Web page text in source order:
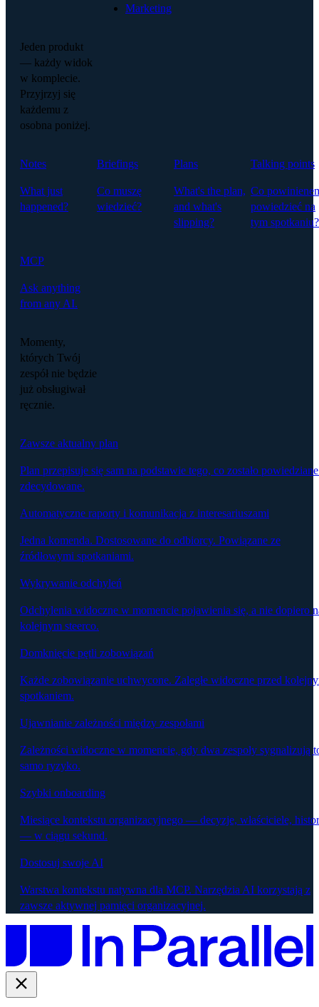
Marketing
Jeden produkt
— każdy widok
w komplecie.
Przyjrzyj się
każdemu z
osobna poniżej.
Notes
What just
happened?
Briefings
Co muszę
wiedzieć?
Plans
What's the plan,
and what's
slipping?
Talking points
Co
powiedzieć na
tym spotkaniu?
MCP
Ask anything
from any AI.
Momenty,
których Twój
zespół nie będzie
już obsługiwał
ręcznie.
Zawsze aktualny plan
Plan przepisuje się sam na podstawie tego, co zostało
zdecydowane.
Automatyczne raporty i komunikacja z interesariuszami
Jedna komenda. Dostosowane do odbiorcy. Powiązane ze
źródłowymi spotkaniami.
Wykrywanie odchyleń
Odchylenia widoczne w momencie pojawienia się, a nie dopiero
kolejnym steerco.
Domknięcie pętli zobowiązań
Każde zobowiązanie uchwycone. Zaległe widoczne przed
spotkaniem.
Ujawnianie zależności między zespołami
Zależności widoczne w momencie, gdy dwa zespoły sygnalizują
samo ryzyko.
Szybki onboarding
Miesiące kontekstu organizacyjnego — decyzje, właściciele,
— w ciągu sekund.
Dostosuj swoje AI
Warstwa kontekstu natywna dla MCP. Narzędzia AI korzystają z
zawsze aktywnej pamięci organizacyjnej.